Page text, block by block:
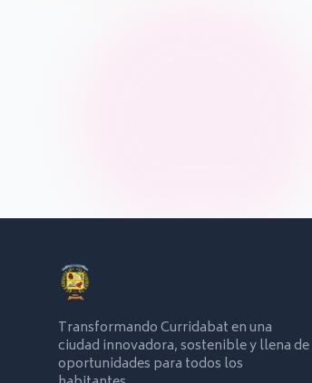
Transformando Curridabat en una
ciudad innovadora, sostenible y llena de
oportunidades para todos los